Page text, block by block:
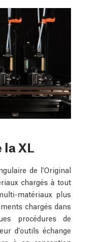
XL
de l'Original
chargés à tout
matériaux plus
chargés dans
procédures de
d'outils échange